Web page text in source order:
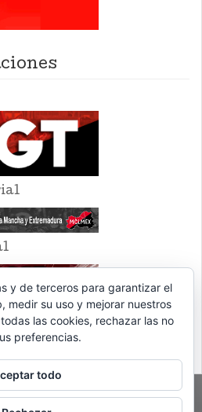
y de terceros para garantizar el
medir su uso y mejorar nuestros
las cookies, rechazar las no
preferencias.
todo